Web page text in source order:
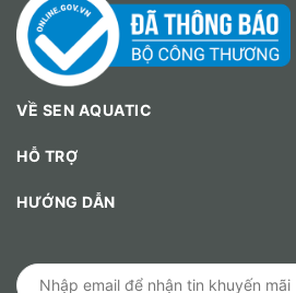
VỀ SEN AQUATIC
HỖ TRỢ
HƯỚNG DẪN